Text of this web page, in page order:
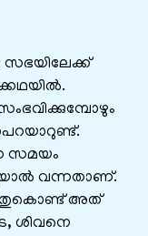
സമയം
വന്നതാണ്‌.
അത്‌
ശിവനെ